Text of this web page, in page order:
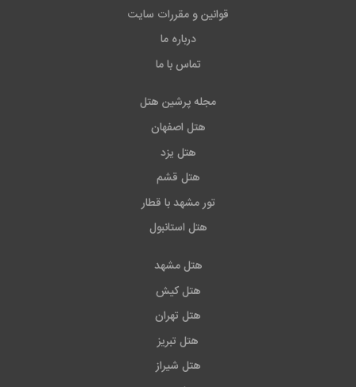
قوانین و مقررات سایت
درباره ما
تماس با ما
مجله پرشین هتل
هتل اصفهان
هتل یزد
هتل قشم
تور مشهد با قطار
هتل استانبول
هتل مشهد
هتل کیش
هتل تهران
هتل تبریز
هتل شیراز